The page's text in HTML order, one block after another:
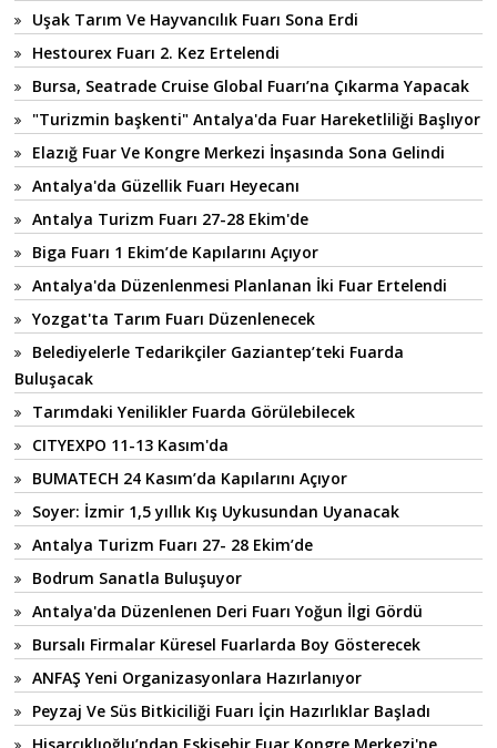
Uşak Tarım Ve Hayvancılık Fuarı Sona Erdi
Hestourex Fuarı 2. Kez Ertelendi
Bursa, Seatrade Cruise Global Fuarı’na Çıkarma Yapacak
"Turizmin başkenti" Antalya'da Fuar Hareketliliği Başlıyor
Elazığ Fuar Ve Kongre Merkezi İnşasında Sona Gelindi
Antalya'da Güzellik Fuarı Heyecanı
Antalya Turizm Fuarı 27-28 Ekim'de
Biga Fuarı 1 Ekim’de Kapılarını Açıyor
Antalya'da Düzenlenmesi Planlanan İki Fuar Ertelendi
Yozgat'ta Tarım Fuarı Düzenlenecek
Belediyelerle Tedarikçiler Gaziantep’teki Fuarda
Buluşacak
Tarımdaki Yenilikler Fuarda Görülebilecek
CITYEXPO 11-13 Kasım'da
BUMATECH 24 Kasım’da Kapılarını Açıyor
Soyer: İzmir 1,5 yıllık Kış Uykusundan Uyanacak
Antalya Turizm Fuarı 27- 28 Ekim’de
Bodrum Sanatla Buluşuyor
Antalya'da Düzenlenen Deri Fuarı Yoğun İlgi Gördü
Bursalı Firmalar Küresel Fuarlarda Boy Gösterecek
ANFAŞ Yeni Organizasyonlara Hazırlanıyor
Peyzaj Ve Süs Bitkiciliği Fuarı İçin Hazırlıklar Başladı